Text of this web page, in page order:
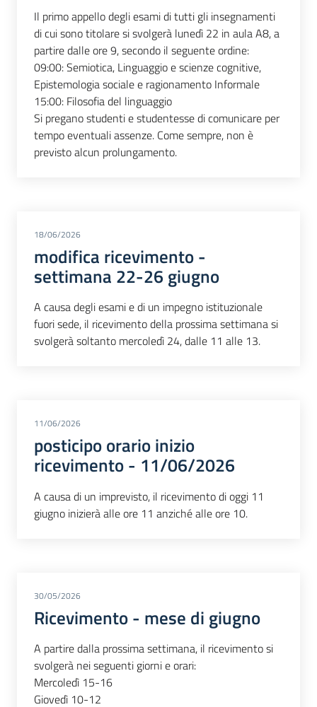
Il primo appello degli esami di tutti gli insegnamenti
di cui sono titolare si svolgerà lunedì 22 in aula A8, a
partire dalle ore 9, secondo il seguente ordine:
09:00: Semiotica, Linguaggio e scienze cognitive,
Epistemologia sociale e ragionamento Informale
15:00: Filosofia del linguaggio
Si pregano studenti e studentesse di comunicare per
tempo eventuali assenze. Come sempre, non è
previsto alcun prolungamento.
18/06/2026
modifica ricevimento -
settimana 22-26 giugno
A causa degli esami e di un impegno istituzionale
fuori sede, il ricevimento della prossima settimana si
svolgerà soltanto mercoledì 24, dalle 11 alle 13.
11/06/2026
posticipo orario inizio
ricevimento - 11/06/2026
A causa di un imprevisto, il ricevimento di oggi 11
giugno inizierà alle ore 11 anziché alle ore 10.
30/05/2026
Ricevimento - mese di giugno
A partire dalla prossima settimana, il ricevimento si
svolgerà nei seguenti giorni e orari:
Mercoledì 15-16
Giovedì 10-12